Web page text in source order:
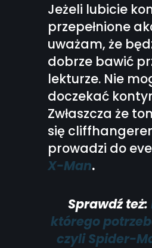
Jeżeli lubicie
przepełnione
uważam, że
dobrze bawić
lekturze. Nie
doczekać
Zwłaszcza że
się
prowadzi do
X-Man.
Sprawdź też:
którego
czyli Spider-